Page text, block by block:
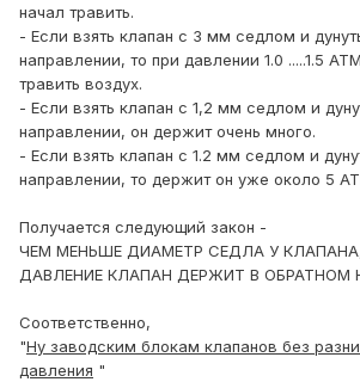
начал травить.
- Если взять клапан с 3 мм седлом и
направлении, то при давлении 1.0 .....1.5
травить воздух.
- Если взять клапан с 1,2 мм седлом и
направлении, он держит очень много.
- Если взять клапан с 1.2 мм седлом и
направлении, то держит он уже около 5
Получается следующий закон -
ЧЕМ МЕНЬШЕ ДИАМЕТР СЕДЛА У
ДАВЛЕНИЕ КЛАПАН ДЕРЖИТ В ОБРАТНОМ
Соответственно,
"Ну заводским блокам клапанов без
давления "